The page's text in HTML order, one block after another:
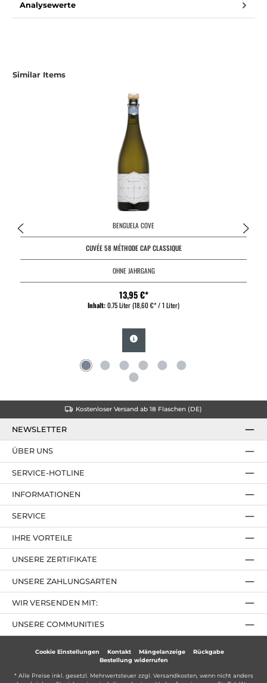
Analysewerte
Produktgalerie überspringen
Similar Items
BENGUELA COVE
CUVÉE 58 MÉTHODE CAP CLASSIQUE
OHNE JAHRGANG
13,95 €*
Inhalt:0.75 Liter(18,60 €* / 1 Liter)
Kostenloser Versand ab 18 Flaschen (DE)
NEWSLETTER
SERVICE-HOTLINE
IHRE VORTEILE
UNSERE ZAHLUNGSARTEN
ÜBER UNS
UNSERE ZERTIFIKATE
INFORMATIONEN
SERVICE
UNSERE COMMUNITIES
WIR VERSENDEN MIT:
Cookie Einstellungen Kontakt Mängelanzeige
Rückgabe
Bestellung widerrufen
* Alle Preise inkl. gesetzl. Mehrwertsteuer zzgl. Versandkosten, wenn nicht anders